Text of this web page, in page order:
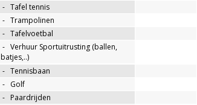
- Tafel tennis
- Trampolinen
- Tafelvoetbal
- Verhuur Sportuitrusting (ballen,
batjes,..)
- Tennisbaan
- Golf
- Paardrijden